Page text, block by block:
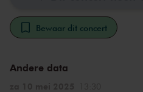
Bewaar dit concert
Andere data